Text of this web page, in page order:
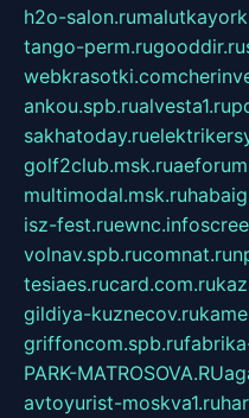
h2o-salon.ru
tango-perm.rugooddir.ru
webkrasotki.com
ankou.spb.rualvesta1.ru
sakhatoday.ru
golf2club.msk.ru
multimodal.msk.ru
isz-fest.ruewnc.info
volnav.spb.rucomnat.ru
tesiaes.rucard.com.ru
gildiya-kuznecov.ru
griffoncom.spb.ru
PARK-MATROSOVA.RU
avtoyurist-moskva1.ru